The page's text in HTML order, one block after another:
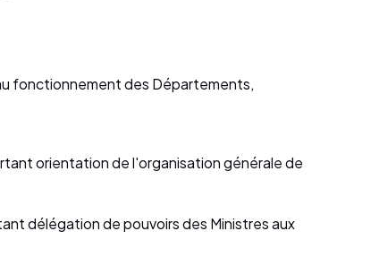
au fonctionnement des Départements,
orientation de l'organisation générale de
délégation de pouvoirs des Ministres aux